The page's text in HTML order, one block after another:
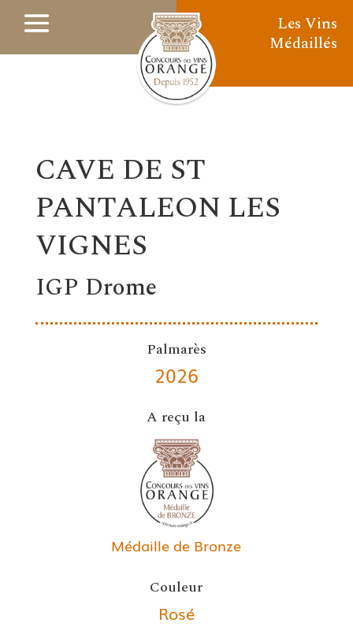
Les Vins
Médaillés
CAVE DE ST
PANTALEON LES
VIGNES
IGP Drome
Palmarès
2026
A reçu la
Médaille de Bronze
Couleur
Rosé